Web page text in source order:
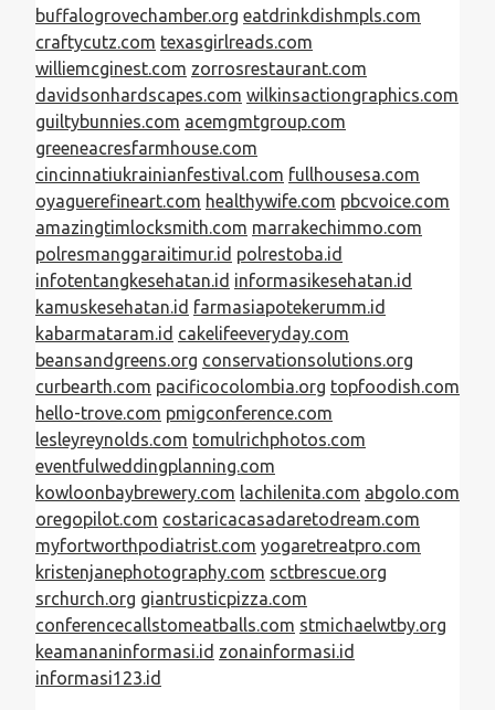
buffalogrovechamber.org eatdrinkdishmpls.com
craftycutz.com texasgirlreads.com
williemcginest.com zorrosrestaurant.com
davidsonhardscapes.com wilkinsactiongraphics.com
guiltybunnies.com acemgmtgroup.com
greeneacresfarmhouse.com
cincinnatiukrainianfestival.com fullhousesa.com
oyaguerefineart.com healthywife.com pbcvoice.com
amazingtimlocksmith.com marrakechimmo.com
polresmanggaraitimur.id polrestoba.id
infotentangkesehatan.id informasikesehatan.id
kamuskesehatan.id farmasiapotekerumm.id
kabarmataram.id cakelifeeveryday.com
beansandgreens.org conservationsolutions.org
curbearth.com pacificocolombia.org topfoodish.com
hello-trove.com pmigconference.com
lesleyreynolds.com tomulrichphotos.com
eventfulweddingplanning.com
kowloonbaybrewery.com lachilenita.com abgolo.com
oregopilot.com costaricacasadaretodream.com
myfortworthpodiatrist.com yogaretreatpro.com
kristenjanephotography.com sctbrescue.org
srchurch.org giantrusticpizza.com
conferencecallstomeatballs.com stmichaelwtby.org
keamananinformasi.id zonainformasi.id
informasi123.id